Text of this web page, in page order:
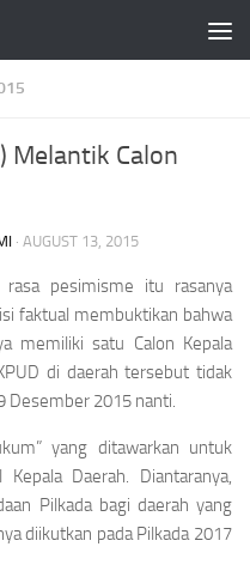
Melantik Calon
· AUGUST 13, 2015
rasa pesimisme itu rasanya
faktual membuktikan bahwa
memiliki satu Calon Kepala
di daerah tersebut tidak
Desember 2015 nanti.
yang ditawarkan untuk
Daerah. Diantaranya,
Pilkada bagi daerah yang
diikutkan pada Pilkada 2017